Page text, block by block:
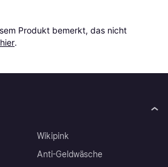
Produkt bemerkt, das nicht
.
Wikipink
Anti-Geldwäsche